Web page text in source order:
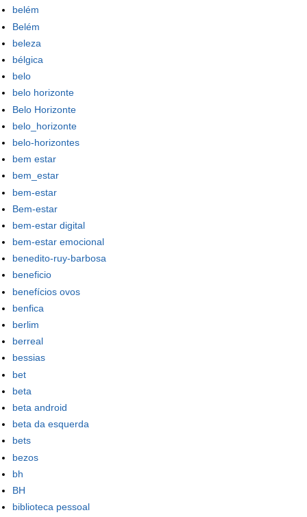
belém
Belém
beleza
bélgica
belo
belo horizonte
Belo Horizonte
belo_horizonte
belo-horizontes
bem estar
bem_estar
bem-estar
Bem-estar
bem-estar digital
bem-estar emocional
benedito-ruy-barbosa
beneficio
benefícios ovos
benfica
berlim
berreal
bessias
bet
beta
beta android
beta da esquerda
bets
bezos
bh
BH
biblioteca pessoal